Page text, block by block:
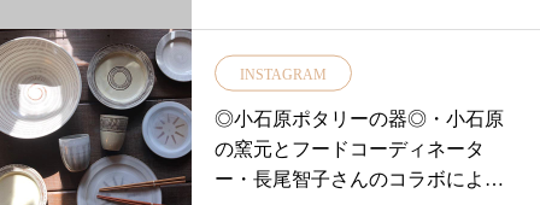
ケートな衣類のお洗濯にオススメ
◎・ドラム式洗濯機にも。・有機
ラベンダーエッセンシャルオイル
の安らぐ香りです♪・すすぎの際に
ナチュラルランドリーリンスをご
利用いただくとよりふんわりした
ングボード』片面は平らに仕上げ
もう片面は一つ一つ職人さんが手
作業で彫っています！・・その他
チーク材を使った商品たちが多数
INSTAGRAM
◎小石原ポタリーの器◎・小石原
の窯元とフードコーディネータ
ー・長尾智子さんのコラボによっ